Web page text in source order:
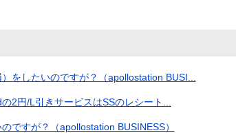
をしたいのですが？（apollostation BUSI...
2円/L引きサービスはSSのレシート...
ですが？（apollostation BUSINESS）